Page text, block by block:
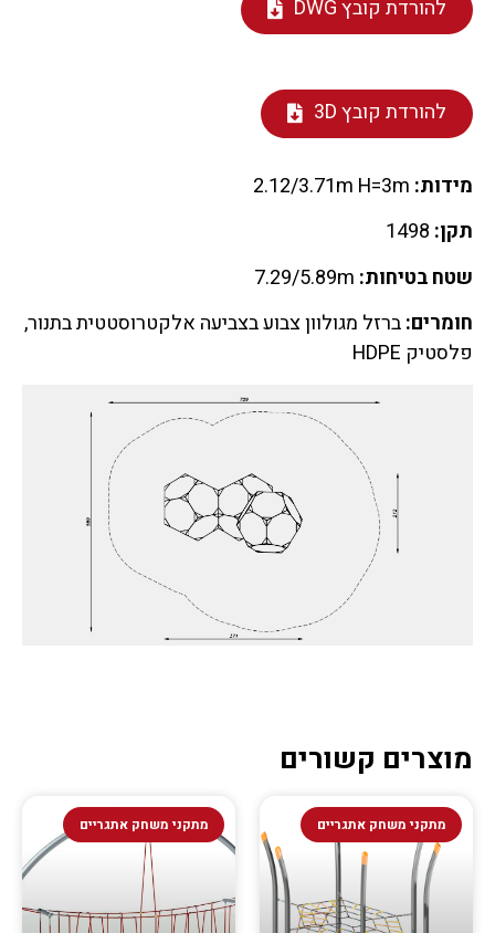
להורדת קובץ DWG
להורדת קובץ 3D
מידות:
תקן:
שטח בטיחות: 7.29/5.89m
חומרים:ברזל מגולוון צבוע בצביעה אלקטרוסטטית בתנור,
פלסטיק HDPE
מוצרים קשורים
מתקני משחק אתגריים מתקני משחק אתגריים